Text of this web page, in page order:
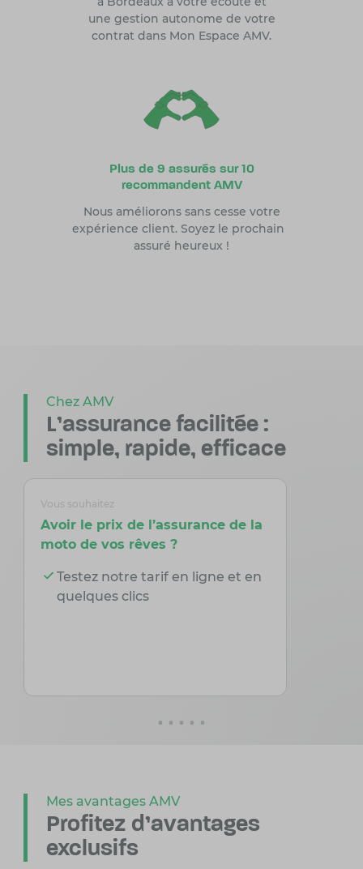
une gestion autonome de votre
contrat dans Mon Espace AMV.
Plus de 9 assurés sur 10
recommandent AMV
Nous améliorons sans cesse votre
expérience client. Soyez le prochain
assuré heureux !
Chez AMV
L'assurance facilitée :
simple, rapide, efficace
Vous souhaitez
Avoir le prix de l’assurance de la
moto de vos rêves ?
Testez notre tarif en ligne et en
quelques clics
Mes avantages AMV
Profitez d'avantages
exclusifs